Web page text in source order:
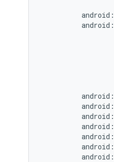
android:
android:
android:
android:
android:
android:
android:
android:
android: